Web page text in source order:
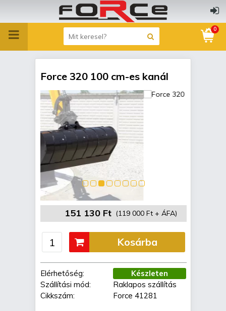
0
Force 320 100 cm-es kanál
151 130 Ft (119 000 Ft + ÁFA)
Elérhetőség:
Készleten
Szállítási mód:
Raklapos szállítás
Cikkszám:
Force 41281
Kosárba